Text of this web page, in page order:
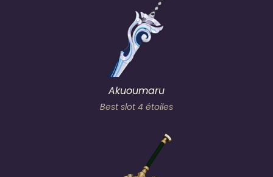
Akuoumaru
Best slot 4 étoiles